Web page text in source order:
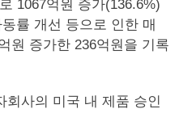
1067억원 증가(136.6%)
률 개선 등으로 인한 매
원 증가한 236억원을 기록
회사의 미국 내 제품 승인